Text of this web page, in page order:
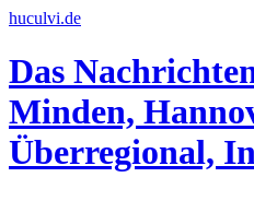
huculvi.de
Das
Minden,
Überregional,